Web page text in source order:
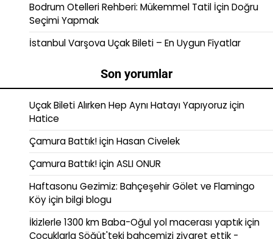
Bodrum Otelleri Rehberi: Mükemmel Tatil İçin Doğru
Seçimi Yapmak
İstanbul Varşova Uçak Bileti – En Uygun Fiyatlar
Son yorumlar
Uçak Bileti Alırken Hep Aynı Hatayı Yapıyoruz için
Hatice
Çamura Battık!içinHasan Civelek
Çamura Battık!içinASLI ONUR
Haftasonu Gezimiz: Bahçeşehir Gölet ve Flamingo
Köyiçinbilgi blogu
İkizlerle 1300 km Baba-Oğul yol macerası yaptıkiçin
Çocuklarla Söğüt'teki bahçemizi ziyaret ettik -